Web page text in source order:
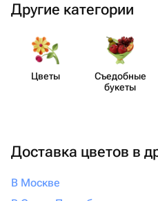
Другие категории
Цветы
Съедобные
букеты
Доставка цветов в
В Москве